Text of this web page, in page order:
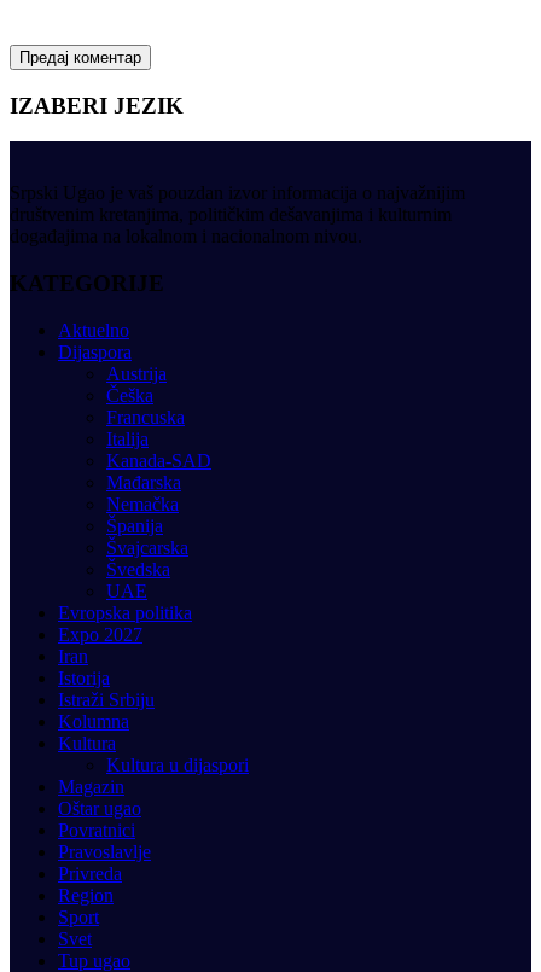
IZABERI JEZIK
Srpski Ugao je vaš pouzdan izvor informacija o najvažnijim
društvenim kretanjima, političkim dešavanjima i kulturnim
događajima na lokalnom i nacionalnom nivou.
KATEGORIJE
Aktuelno
Dijaspora
Austrija
Češka
Francuska
Italija
Kanada-SAD
Mađarska
Nemačka
Španija
Švajcarska
Švedska
UAE
Evropska politika
Expo 2027
Iran
Istorija
Istraži Srbiju
Kolumna
Kultura
Kultura u dijaspori
Magazin
Oštar ugao
Povratnici
Pravoslavlje
Privreda
Region
Sport
Svet
Tup ugao